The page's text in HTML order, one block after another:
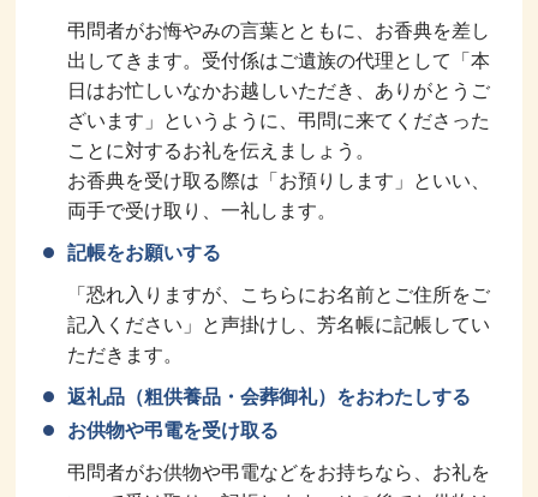
弔問者がお悔やみの言葉とともに、お香典を差し
出してきます。受付係はご遺族の代理として「本
日はお忙しいなかお越しいただき、ありがとうご
ざいます」というように、弔問に来てくださった
ことに対するお礼を伝えましょう。
お香典を受け取る際は「お預りします」といい、
両手で受け取り、一礼します。
記帳をお願いする
「恐れ入りますが、こちらにお名前とご住所をご
記入ください」と声掛けし、芳名帳に記帳してい
ただきます。
返礼品（粗供養品・会葬御礼）をおわたしする
お供物や弔電を受け取る
弔問者がお供物や弔電などをお持ちなら、お礼を